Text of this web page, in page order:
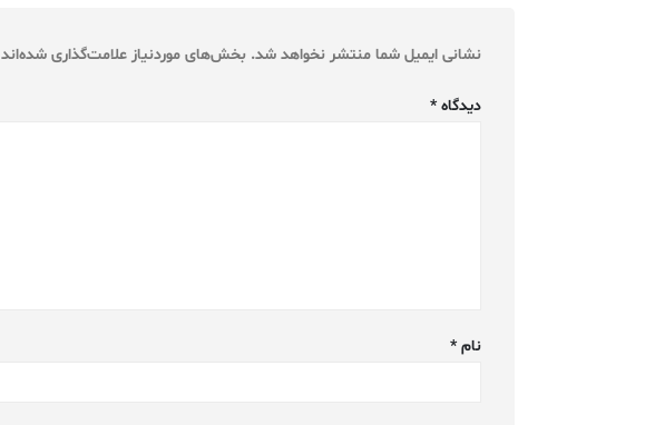
نشانی ایمیل شما منتشر نخواهد شد. بخش‌های موردنیاز علامت‌گذاری شده‌اند
دیدگاه *
نام *